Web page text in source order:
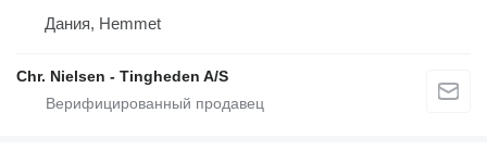
Дания, Hemmet
Chr. Nielsen - Tingheden A/S